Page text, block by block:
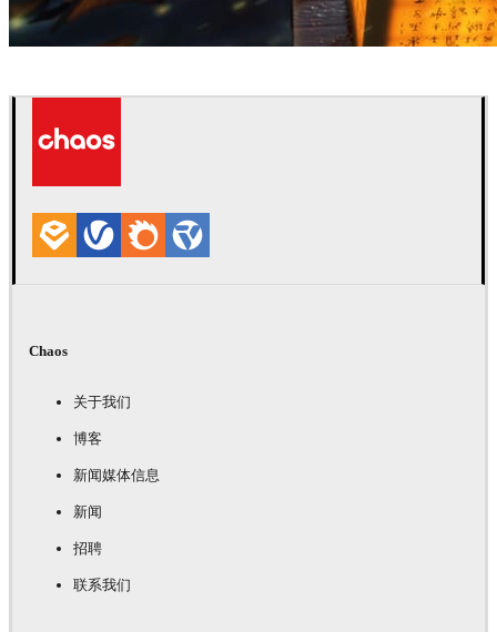
Chaos
关于我们
博客
新闻媒体信息
新闻
招聘
联系我们